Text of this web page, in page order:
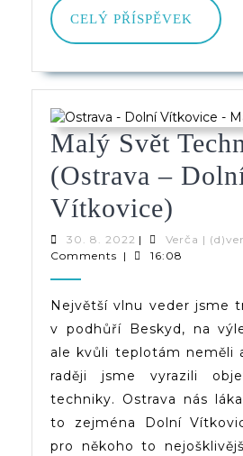
CELÝ PŘÍSPĚVEK
CELÝ
Malý Svět
(Ostrava –
Vítkovice)
Svět
–
Dolní
30. 8. 2022 30.
8.
| Verča |
Comments | 16:08
Největší vlnu veder jsme
v podhůří Beskyd, na
ale kvůli teplotám neměli
raději jsme vyrazili
techniky. Ostrava nás
to zejména Dolní
pro někoho to